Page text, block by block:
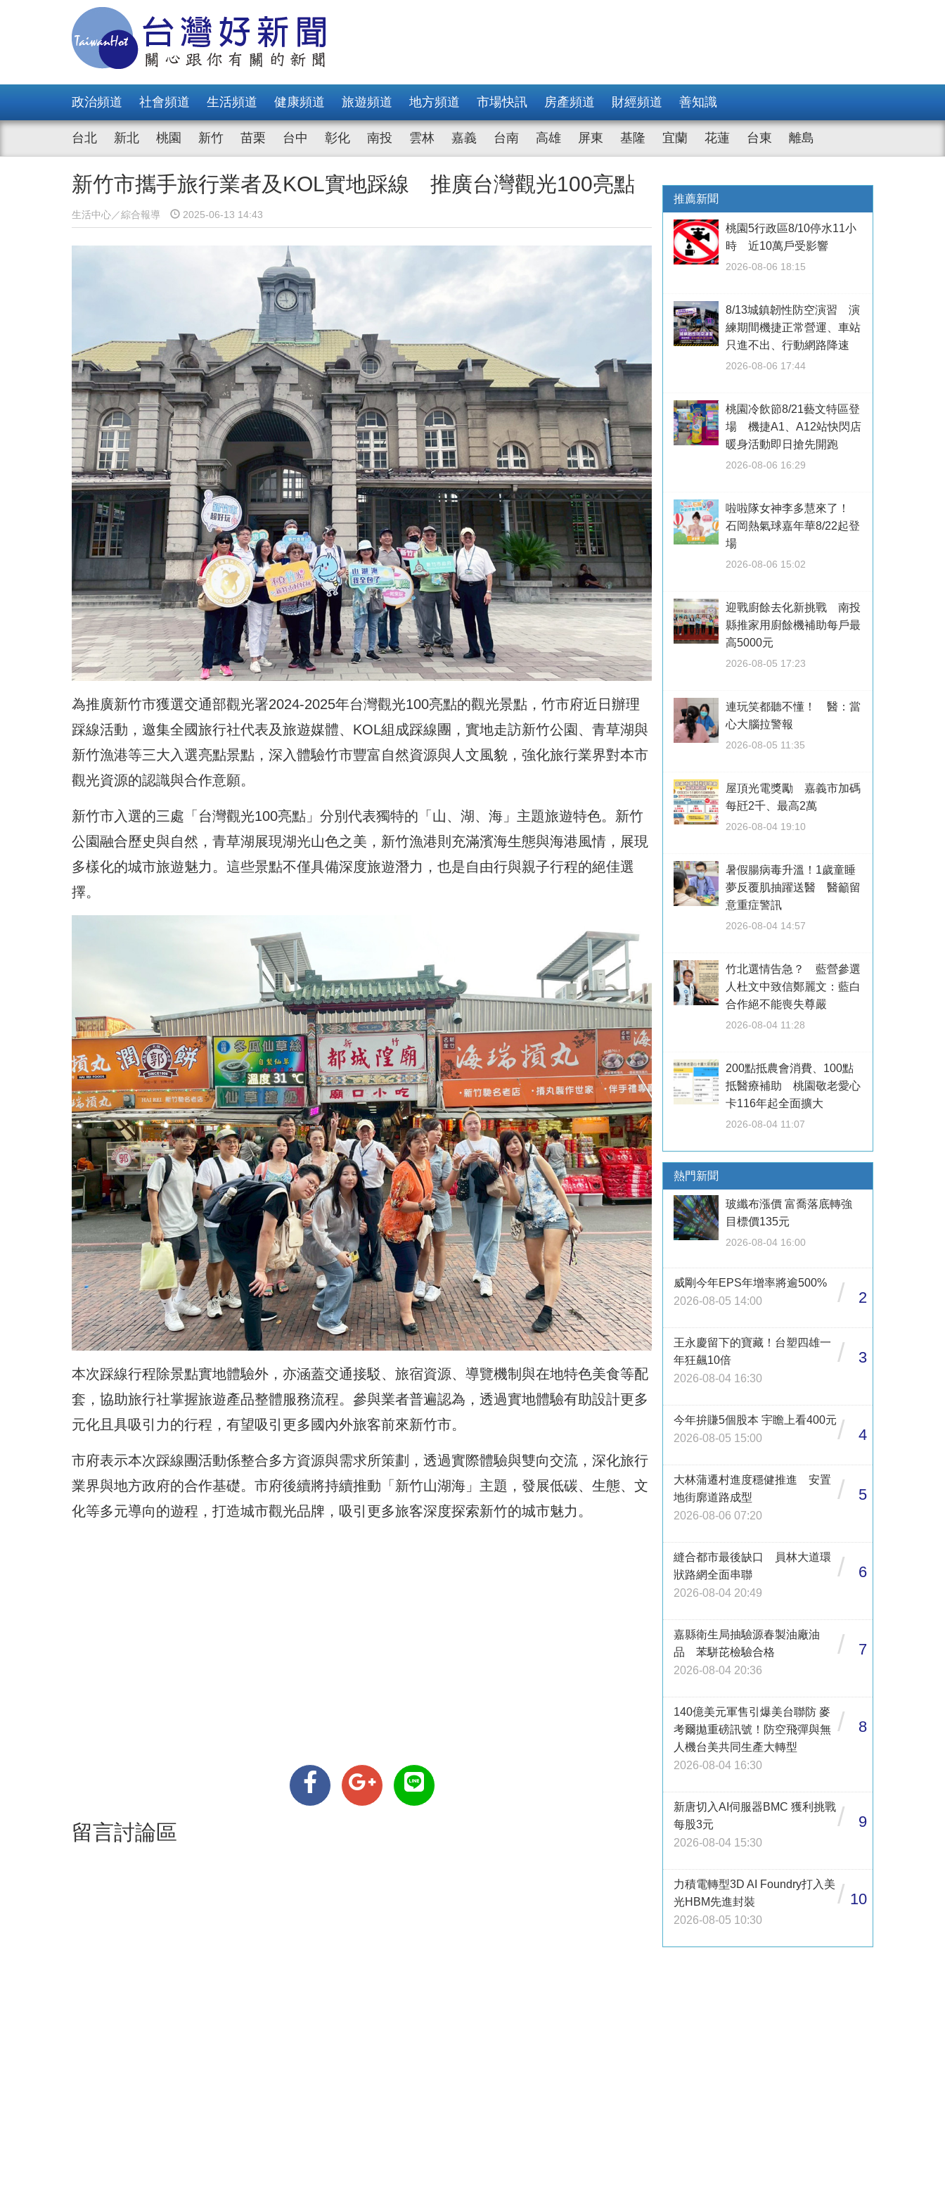
政治頻道 社會頻道 生活頻道 健康頻道 旅遊頻道 地方頻道 市場快訊 房產頻道 財經頻道 善知識
台北 新北 桃園 新竹 苗栗 台中 彰化 南投 雲林 嘉義 台南 高雄 屏東 基隆 宜蘭 花蓮 台東 離島
新竹市攜手旅行業者及KOL實地踩線 推廣台灣觀光100亮點
生活中心／綜合報導 2025-06-13 14:43
為推廣新竹市獲選交通部觀光署2024-2025年台灣觀光100亮點的觀光景點，竹市府近日辦理
踩線活動，邀集全國旅行社代表及旅遊媒體、KOL組成踩線團，實地走訪新竹公園、青草湖與
新竹漁港等三大入選亮點景點，深入體驗竹市豐富自然資源與人文風貌，強化旅行業界對本市
觀光資源的認識與合作意願。
新竹市入選的三處「台灣觀光100亮點」分別代表獨特的「山、湖、海」主題旅遊特色。新竹
公園融合歷史與自然，青草湖展現湖光山色之美，新竹漁港則充滿濱海生態與海港風情，展現
多樣化的城市旅遊魅力。這些景點不僅具備深度旅遊潛力，也是自由行與親子行程的絕佳選
擇。
本次踩線行程除景點實地體驗外，亦涵蓋交通接駁、旅宿資源、導覽機制與在地特色美食等配
套，協助旅行社掌握旅遊產品整體服務流程。參與業者普遍認為，透過實地體驗有助設計更多
元化且具吸引力的行程，有望吸引更多國內外旅客前來新竹市。
市府表示本次踩線團活動係整合多方資源與需求所策劃，透過實際體驗與雙向交流，深化旅行
業界與地方政府的合作基礎。市府後續將持續推動「新竹山湖海」主題，發展低碳、生態、文
化等多元導向的遊程，打造城市觀光品牌，吸引更多旅客深度探索新竹的城市魅力。
留言討論區
推薦新聞
桃園5行政區8/10停水11小
時 近10萬戶受影響
2026-08-06 18:15
8/13城鎮韌性防空演習 演
練期間機捷正常營運、車站
只進不出、行動網路降速
2026-08-06 17:44
桃園冷飲節8/21藝文特區登
場 機捷A1、A12站快閃店
暖身活動即日搶先開跑
2026-08-06 16:29
啦啦隊女神李多慧來了！
石岡熱氣球嘉年華8/22起登
場
2026-08-06 15:02
迎戰廚餘去化新挑戰 南投
縣推家用廚餘機補助每戶最
高5000元
2026-08-05 17:23
連玩笑都聽不懂！ 醫：當
心大腦拉警報
2026-08-05 11:35
屋頂光電獎勵 嘉義市加碼
每瓩2千、最高2萬
2026-08-04 19:10
暑假腸病毒升溫！1歲童睡
夢反覆肌抽躍送醫 醫籲留
意重症警訊
2026-08-04 14:57
竹北選情告急？ 藍營參選
人杜文中致信鄭麗文：藍白
合作絕不能喪失尊嚴
2026-08-04 11:28
200點抵農會消費、100點
抵醫療補助 桃園敬老愛心
卡116年起全面擴大
2026-08-04 11:07
熱門新聞
玻纖布漲價 富喬落底轉強
目標價135元
2026-08-04 16:00
威剛今年EPS年增率將逾500%
2026-08-05 14:00
/ 2
王永慶留下的寶藏！台塑四雄一
年狂飆10倍
2026-08-04 16:30
/ 3
今年拚賺5個股本 宇瞻上看400元
2026-08-05 15:00
/ 4
大林蒲遷村進度穩健推進 安置
地街廓道路成型
2026-08-06 07:20
/ 5
縫合都市最後缺口 員林大道環
狀路網全面串聯
2026-08-04 20:49
/ 6
嘉縣衛生局抽驗源春製油廠油
品 苯駢芘檢驗合格
2026-08-04 20:36
/ 7
140億美元軍售引爆美台聯防 麥
考爾拋重磅訊號！防空飛彈與無
人機台美共同生產大轉型
2026-08-04 16:30
/ 8
新唐切入AI伺服器BMC 獲利挑戰
每股3元
2026-08-04 15:30
/ 9
力積電轉型3D AI Foundry打入美
光HBM先進封裝
2026-08-05 10:30
/ 10